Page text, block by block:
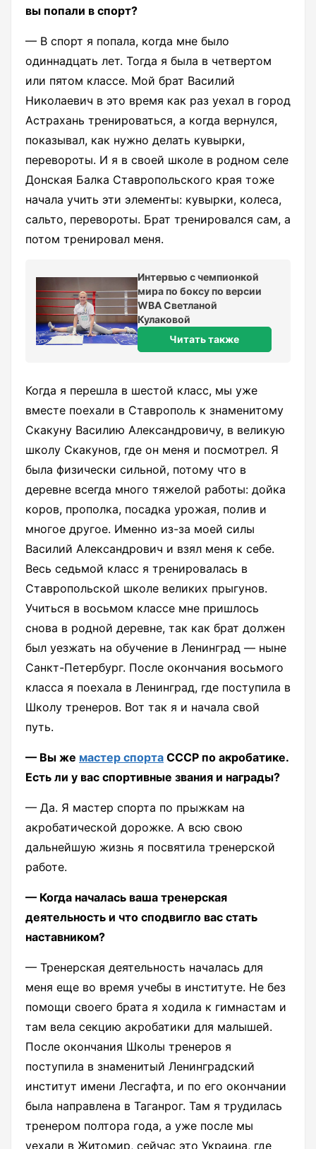
вы попали в спорт?
— В спорт я попала, когда мне было
одиннадцать лет. Тогда я была в четвертом
или пятом классе. Мой брат Василий
Николаевич в это время как раз уехал в город
Астрахань тренироваться, а когда вернулся,
показывал, как нужно делать кувырки,
перевороты. И я в своей школе в родном селе
Донская Балка Ставропольского края тоже
начала учить эти элементы: кувырки, колеса,
сальто, перевороты. Брат тренировался сам, а
потом тренировал меня.
Интервью с чемпионкой
мира по боксу по версии
WBA Светланой
Кулаковой
Читать также
Когда я перешла в шестой класс, мы уже
вместе поехали в Ставрополь к знаменитому
Скакуну Василию Александровичу, в великую
школу Скакунов, где он меня и посмотрел. Я
была физически сильной, потому что в
деревне всегда много тяжелой работы: дойка
коров, прополка, посадка урожая, полив и
многое другое. Именно из-за моей силы
Василий Александрович и взял меня к себе.
Весь седьмой класс я тренировалась в
Ставропольской школе великих прыгунов.
Учиться в восьмом классе мне пришлось
снова в родной деревне, так как брат должен
был уезжать на обучение в Ленинград — ныне
Санкт-Петербург. После окончания восьмого
класса я поехала в Ленинград, где поступила в
Школу тренеров. Вот так я и начала свой
путь.
— Вы же мастер спорта СССР по акробатике.
Есть ли у вас спортивные звания и награды?
— Да. Я мастер спорта по прыжкам на
акробатической дорожке. А всю свою
дальнейшую жизнь я посвятила тренерской
работе.
— Когда началась ваша тренерская
деятельность и что сподвигло вас стать
наставником?
— Тренерская деятельность началась для
меня еще во время учебы в институте. Не без
помощи своего брата я ходила к гимнастам и
там вела секцию акробатики для малышей.
После окончания Школы тренеров я
поступила в знаменитый Ленинградский
институт имени Лесгафта, и по его окончании
была направлена в Таганрог. Там я трудилась
тренером полтора года, а уже после мы
уехали в Житомир, сейчас это Украина, где